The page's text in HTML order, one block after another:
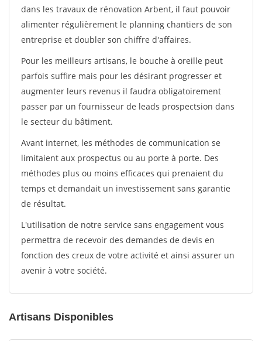
dans les travaux de rénovation Arbent, il faut pouvoir
alimenter régulièrement le planning chantiers de son
entreprise et doubler son chiffre d'affaires.
Pour les meilleurs artisans, le bouche à oreille peut
parfois suffire mais pour les désirant progresser et
augmenter leurs revenus il faudra obligatoirement
passer par un fournisseur de leads prospectsion dans
le secteur du bâtiment.
Avant internet, les méthodes de communication se
limitaient aux prospectus ou au porte à porte. Des
méthodes plus ou moins efficaces qui prenaient du
temps et demandait un investissement sans garantie
de résultat.
L'utilisation de notre service sans engagement vous
permettra de recevoir des demandes de devis en
fonction des creux de votre activité et ainsi assurer un
avenir à votre société.
Artisans Disponibles